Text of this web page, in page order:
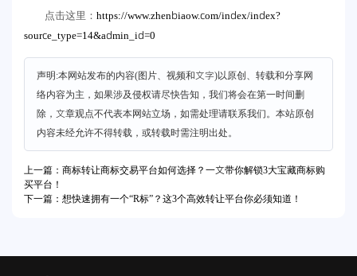
点击这里： https://www.zhenbiaow.com/index/index?
source_type=14&admin_id=0
声明:本网站发布的内容(图片、视频和文字)以原创、转载和分享网
络内容为主，如果涉及侵权请尽快告知，我们将会在第一时间删
除，文章观点不代表本网站立场，如需处理请联系我们。本站原创
内容未经允许不得转载，或转载时需注明出处。
上一篇：商标转让商标交易平台如何选择？一文带你解锁3大宝藏商标购
买平台！
下一篇：想快速拥有一个“R标”？这3个高效转让平台你必须知道！